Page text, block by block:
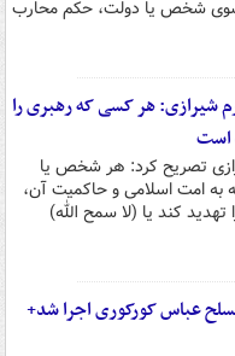
شخص یا دولت، حکم محارب
شیرازی: هر کسی که رهبری را
است
تصریح کرد: هر شخص یا
به امت اسلامی و حاکمیت آن،
کند یا (لا سمح الله)
عباس کورکوری اجرا شد+